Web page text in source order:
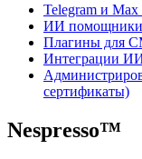
Telegram и
ИИ помощники
Плагины для
Интеграции
сертификаты)
Nespresso™